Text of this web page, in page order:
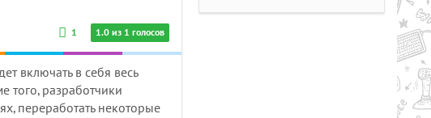
1.0 из 1 голосов
1
включать в себя весь
того, разработчики
переработать некоторые